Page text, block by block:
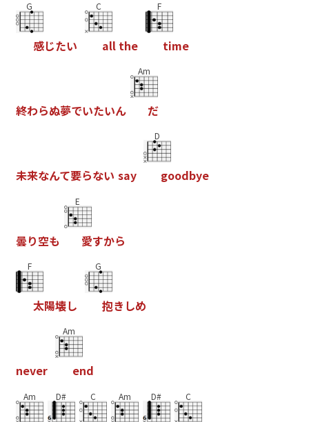
G
感じたい
C
all the
F
time
終わらぬ夢でいたいん
Am
だ
未来なんて要らない say
D
goodbye
曇り空も
E
愛すから
F
太陽壊し
G
抱き しめ
never
Am
end
Am D# C Am D# C